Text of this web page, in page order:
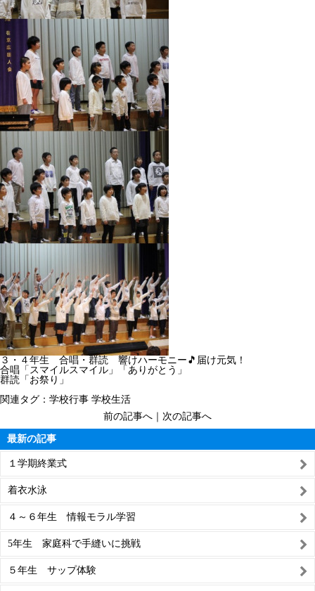
３・４年生 合唱・群読 響けハーモニー🎵届け元気！
合唱「スマイルスマイル」「ありがとう」
群読「お祭り」
関連タグ： 学校行事 学校生活
前の記事へ
次の記事へ
最新の記事
１学期終業式
着衣水泳
４～６年生 情報モラル学習
5年生 家庭科で手縫いに挑戦
５年生 サップ体験